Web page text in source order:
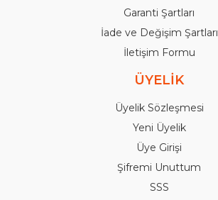
Garanti Şartları
İade ve Değişim Şartları
İletişim Formu
ÜYELİK
Üyelik Sözleşmesi
Yeni Üyelik
Üye Girişi
Şifremi Unuttum
SSS